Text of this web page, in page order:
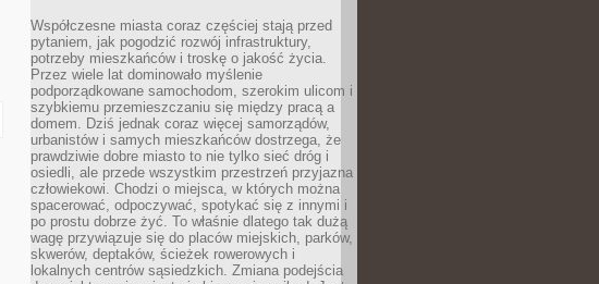
Współczesne miasta coraz częściej stają przed
pytaniem, jak pogodzić rozwój infrastruktury,
potrzeby mieszkańców i troskę o jakość życia.
Przez wiele lat dominowało myślenie
podporządkowane samochodom, szerokim ulicom i
szybkiemu przemieszczaniu się między pracą a
domem. Dziś jednak coraz więcej samorządów,
urbanistów i samych mieszkańców dostrzega, że
prawdziwie dobre miasto to nie tylko sieć dróg i
osiedli, ale przede wszystkim przestrzeń przyjazna
człowiekowi. Chodzi o miejsca, w których można
spacerować, odpoczywać, spotykać się z innymi i
po prostu dobrze żyć. To właśnie dlatego tak dużą
wagę przywiązuje się do placów miejskich, parków,
skwerów, deptaków, ścieżek rowerowych i
lokalnych centrów sąsiedzkich. Zmiana podejścia